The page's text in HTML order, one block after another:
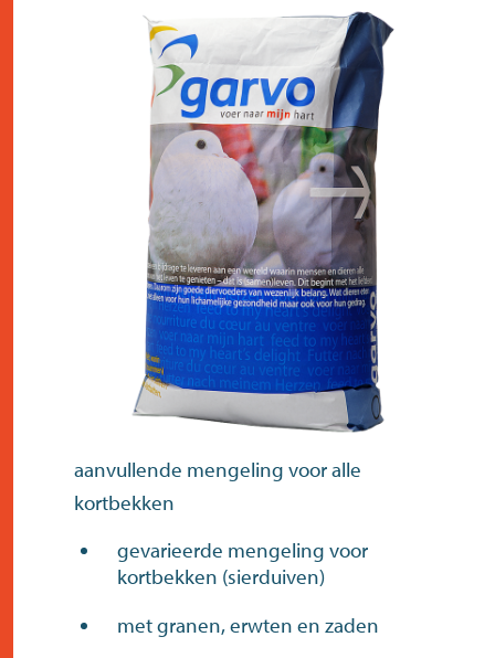
het hart
assortiment
winkels
nieuws
contact
aanvullende mengeling voor alle
kortbekken
gevarieerde mengeling voor
kortbekken (sierduiven)
met granen, erwten en zaden